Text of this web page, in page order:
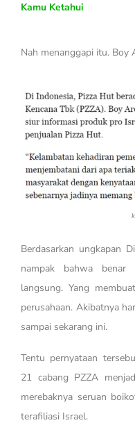
Kamu Ketahui
Nah menanggapi itu. Boy
Berdasarkan ungkapan
nampak bahwa benar
langsung. Yang
perusahaan. Akibatnya
sampai sekarang ini.
Tentu pernyataan
21 cabang PZZA
merebaknya seruan
terafiliasi Israel.